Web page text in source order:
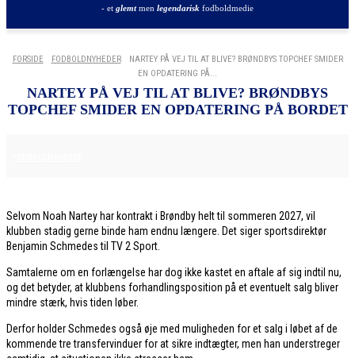
- et glemtmen legendarisk fodboldmedie
FORSIDE FODBOLDNYHEDER
NARTEY PÅ VEJ TIL AT BLIVE? BRØNDBYS TOPCHEF SMIDER
EN OPDATERING PÅ...
NARTEY PÅ VEJ TIL AT BLIVE? BRØNDBYS
TOPCHEF SMIDER EN OPDATERING PÅ BORDET
Selvom Noah Nartey har kontrakt i Brøndby helt til sommeren 2027, vil
klubben stadig gerne binde ham endnu længere. Det siger sportsdirektør
Benjamin Schmedes til TV 2 Sport.
Samtalerne om en forlængelse har dog ikke kastet en aftale af sig indtil nu,
og det betyder, at klubbens forhandlingsposition på et eventuelt salg bliver
mindre stærk, hvis tiden løber.
Derfor holder Schmedes også øje med muligheden for et salg i løbet af de
kommende tre transfervinduer for at sikre indtægter, men han understreger